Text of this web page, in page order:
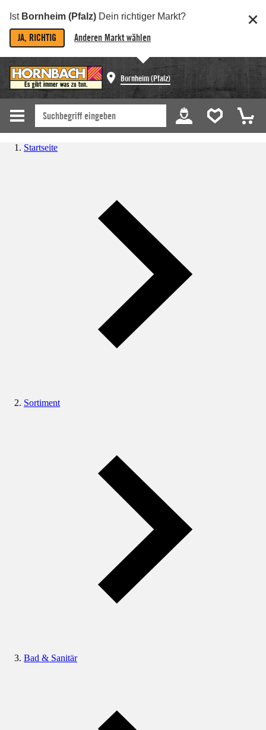
Ist Bornheim (Pfalz) Dein richtiger Markt?
JA, RICHTIG Anderen Markt wählen
Bornheim (Pfalz)
Startseite
Sortiment
Bad & Sanitär